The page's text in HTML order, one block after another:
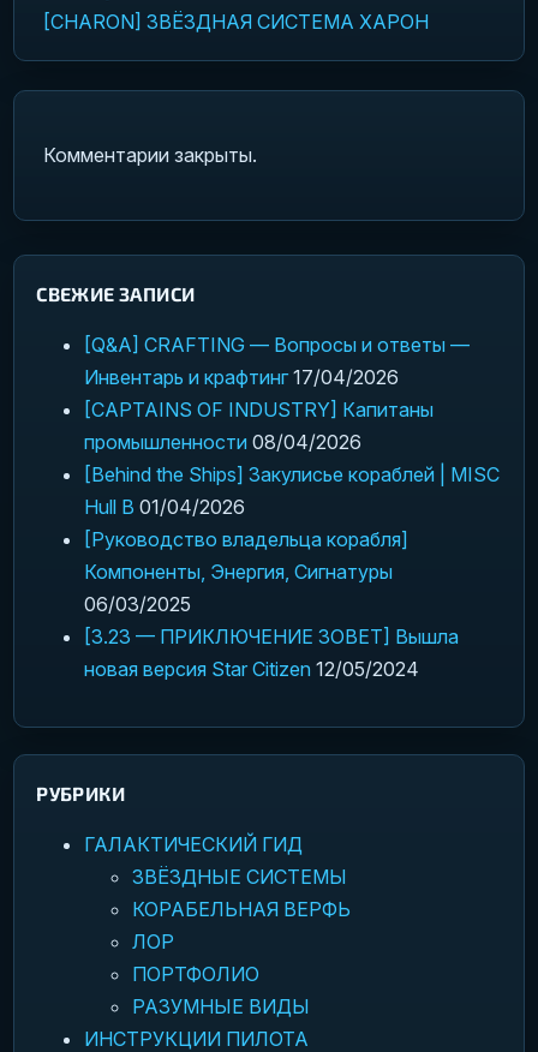
[CHARON] ЗВЁЗДНАЯ СИСТЕМА ХАРОН
Комментарии закрыты.
СВЕЖИЕ ЗАПИСИ
[Q&A] CRAFTING — Вопросы и ответы —
Инвентарь и крафтинг 17/04/2026
[CAPTAINS OF INDUSTRY] Капитаны
промышленности 08/04/2026
[Behind the Ships] Закулисье кораблей | MISC
Hull B 01/04/2026
[Руководство владельца корабля]
Компоненты, Энергия, Сигнатуры
06/03/2025
[3.23 — ПРИКЛЮЧЕНИЕ ЗОВЕТ] Вышла
новая версия Star Citizen 12/05/2024
РУБРИКИ
ГАЛАКТИЧЕСКИЙ ГИД
ЗВЁЗДНЫЕ СИСТЕМЫ
КОРАБЕЛЬНАЯ ВЕРФЬ
ЛОР
ПОРТФОЛИО
РАЗУМНЫЕ ВИДЫ
ИНСТРУКЦИИ ПИЛОТА